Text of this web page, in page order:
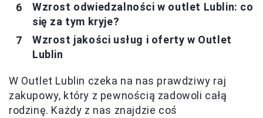
Wzrost odwiedzalności w outlet Lublin: co
się za tym kryje?
Wzrost jakości usług i oferty w Outlet
Lublin
W Outlet Lublin czeka na nas prawdziwy raj
zakupowy, który z pewnością zadowoli całą
rodzinę. Każdy z nas znajdzie coś